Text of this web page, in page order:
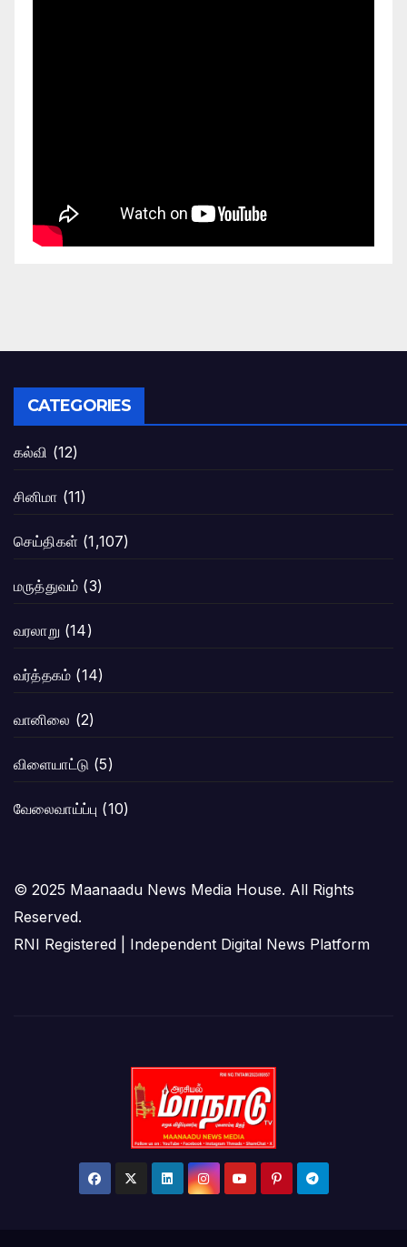
CATEGORIES
கல்வி (12)
சினிமா (11)
செய்திகள் (1,107)
மருத்துவம் (3)
வரலாறு (14)
வர்த்தகம் (14)
வானிலை (2)
விளையாட்டு (5)
வேலைவாய்ப்பு (10)
© 2025 Maanaadu News Media House. All Rights
Reserved.
RNI Registered | Independent Digital News Platform